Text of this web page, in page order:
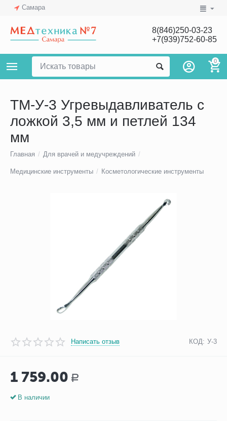
Самара
8(846)250-03-23
+7(939)752-60-85
0
ТМ-У-3 Угревыдавливатель с
ложкой 3,5 мм и петлей 134
мм
Главная / Для врачей и медучреждений /
Медицинские инструменты / Косметологические инструменты
Написать отзыв КОД: У-3
1 759.00 Р
В наличии